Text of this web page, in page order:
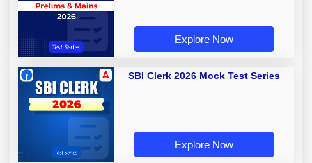
Explore Now
SBI Clerk 2026 Mock Test Series
Explore Now